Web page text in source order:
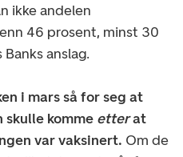
ikke andelen
46 prosent, minst 30
anslag.
i mars så for seg at
komme etterat
var vaksinert. Om de